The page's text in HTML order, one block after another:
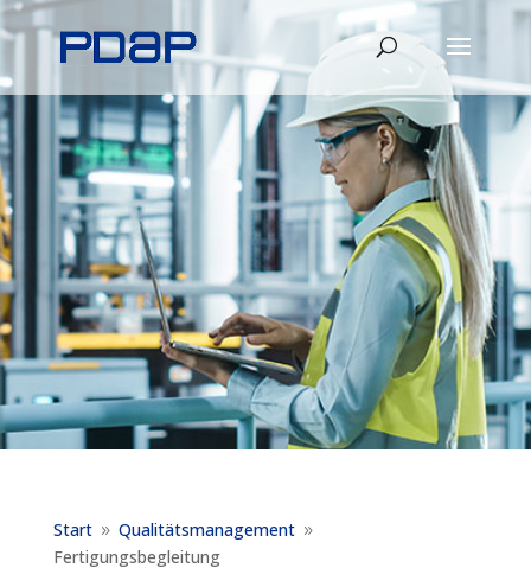
Start 9 Qualitätsmanagement 9
Fertigungsbegleitung